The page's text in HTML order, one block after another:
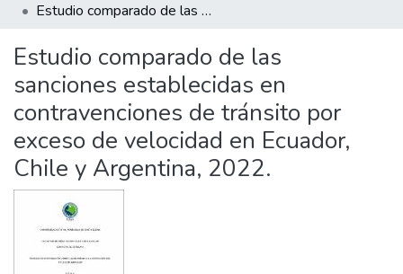
Statistics
Estudio comparado de las sanciones establecidas en contravenciones de tránsito por exceso de velocidad en Ecuador, Chile y Argentina, 2022.
Estudio comparado de las
sanciones establecidas en
contravenciones de tránsito por
exceso de velocidad en Ecuador,
Chile y Argentina, 2022.